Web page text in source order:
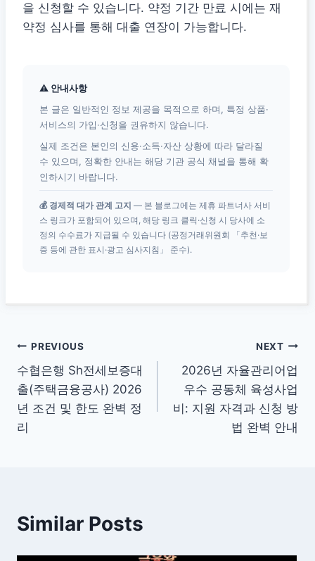
을 신청할 수 있습니다. 약정 기간 만료 시에는 재
약정 심사를 통해 대출 연장이 가능합니다.
⚠ 안내사항
본 글은 일반적인 정보 제공을 목적으로 하며, 특정 상품·
서비스의 가입·신청을 권유하지 않습니다.
실제 조건은 본인의 신용·소득·자산 상황에 따라 달라질
수 있으며, 정확한 안내는 해당 기관 공식 채널을 통해 확
인하시기 바랍니다.
💰 경제적 대가 관계 고지 — 본 블로그에는 제휴 파트너사 서비
스 링크가 포함되어 있으며, 해당 링크 클릭·신청 시 당사에 소
정의 수수료가 지급될 수 있습니다 (공정거래위원회 「추천·보
증 등에 관한 표시·광고 심사지침」 준수).
글
탐
색
PREVIOUS
수협은행 Sh전세보증대
출(주택금융공사) 2026
년 조건 및 한도 완벽 정
리
NEXT
2026년 자율관리어업
우수 공동체 육성사업
비: 지원 자격과 신청 방
법 완벽 안내
Similar Posts